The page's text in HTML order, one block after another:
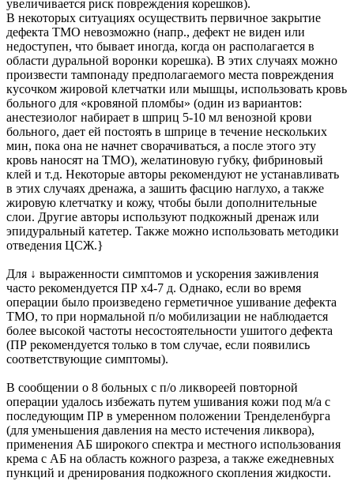
увеличивается риск повреждения корешков).
В некоторых ситуациях осуществить первичное закрытие
дефекта ТМО невозможно (напр., дефект не виден или
недоступен, что бывает иногда, когда он располагается в
области дуральной воронки корешка). В этих случаях можно
произвести тампонаду предполагаемого места повреждения
кусочком жировой клетчатки или мышцы, использовать кровь
больного для «кровяной пломбы» (один из вариантов:
анестезиолог набирает в шприц 5-10 мл венозной крови
больного, дает ей постоять в шприце в течение нескольких
мин, пока она не начнет сворачиваться, а после этого эту
кровь наносят на ТМО), желатиновую губку, фибриновый
клей и т.д. Некоторые авторы рекомендуют не устанавливать
в этих случаях дренажа, а зашить фасцию наглухо, а также
жировую клетчатку и кожу, чтобы были дополнительные
слои. Другие авторы используют подкожный дренаж или
эпидуральный катетер. Также можно использовать методики
отведения ЦСЖ.}
Для ↓ выраженности симптомов и ускорения заживления
часто рекомендуется ПР х4-7 д. Однако, если во время
операции было произведено герметичное ушивание дефекта
ТМО, то при нормальной п/о мобилизации не наблюдается
более высокой частоты несостоятельности ушитого дефекта
(ПР рекомендуется только в том случае, если появились
соответствующие симптомы).
В сообщении о 8 больных с п/о ликвореей повторной
операции удалось избежать путем ушивания кожи под м/а с
последующим ПР в умеренном положении Тренделенбурга
(для уменьшения давления на место истечения ликвора),
применения АБ широкого спектра и местного использования
крема с АБ на область кожного разреза, а также ежедневных
пункций и дренирования подкожного скопления жидкости.